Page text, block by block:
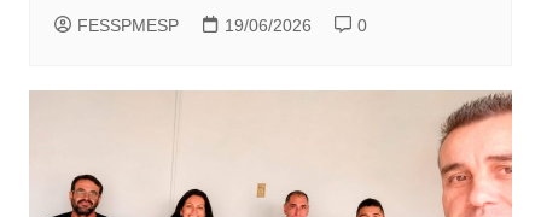
FESSPMESP 19/06/2026 0